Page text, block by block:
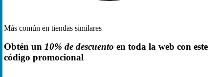
Más común en tiendas similares
Obtén un 10% de descuento en toda la web con este
código promocional